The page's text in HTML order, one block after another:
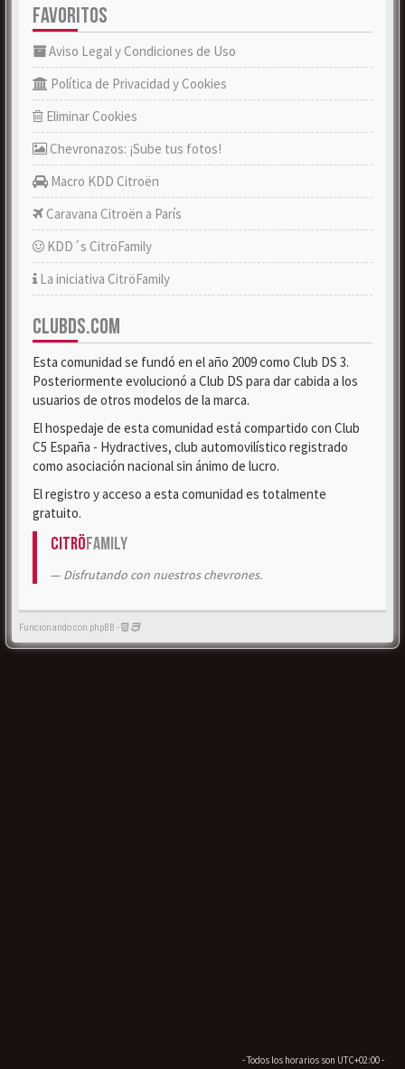
FAVORITOS
Aviso Legal y Condiciones de Uso
Política de Privacidad y Cookies
Eliminar Cookies
Chevronazos: ¡Sube tus fotos!
Macro KDD Citroën
Caravana Citroën a París
KDD´s CitröFamily
La iniciativa CitröFamily
CLUBDS.COM
Esta comunidad se fundó en el año 2009 como Club DS 3.
Posteriormente evolucionó a Club DS para dar cabida a los
usuarios de otros modelos de la marca.
El hospedaje de esta comunidad está compartido con Club
C5 España - Hydractives, club automovilístico registrado
como asociación nacional sin ánimo de lucro.
El registro y acceso a esta comunidad es totalmente
gratuito.
CitröFamily
Disfrutando con nuestros chevrones.
Funcionando con phpBB -
- Todos los horarios son UTC+02:00-